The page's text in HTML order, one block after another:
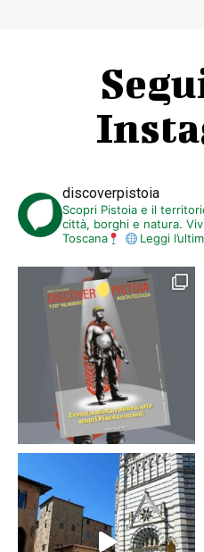
discoverpistoia
Scopri Pistoia e il
città, borghi e natura.
Toscana
Leggi